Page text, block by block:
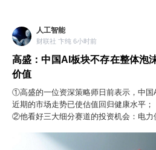
人工智能
财联社 卞纯 6小时前
高盛：中国AI板块不存在整体泡
价值
①高盛的一位资深策略师日前表示，中国
近期的市场走势已使估值回归健康水平；
②他看好三大细分赛道的投资机会：电力